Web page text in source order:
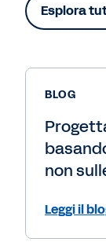
Esplora
BLOG
non
Leggi il